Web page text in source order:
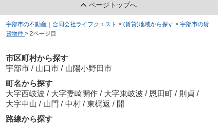
ページトップへ
宇部市の不動産｜合同会社ライフクエスト > (賃貸)地域から探す > 宇部市の賃
貸物件 > 2ページ目
市区町村から探す
宇部市 / 山口市 / 山陽小野田市
町名から探す
大字西岐波 / 大字妻崎開作 / 大字東岐波 / 恩田町 / 則貞 /
大字中山 / 山門 / 中村 / 東梶返 / 開
路線から探す